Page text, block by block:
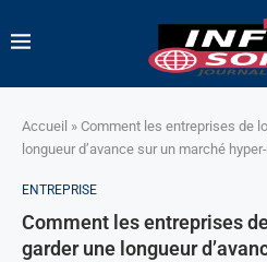
Accueil » Comment les entreprises de
longueur d’avance sur un marché
ENTREPRISE
Comment les entreprises
garder une longueur